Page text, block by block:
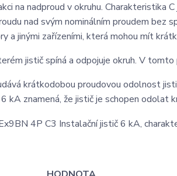
na nadproud v okruhu. Charakteristika
nad svým nominálním proudem bez
a jinými zařízeními, která mohou mít
jistič spíná a odpojuje okruh. V
krátkodobou proudovou odolnost
kA znamená, že jistič je schopen odolat